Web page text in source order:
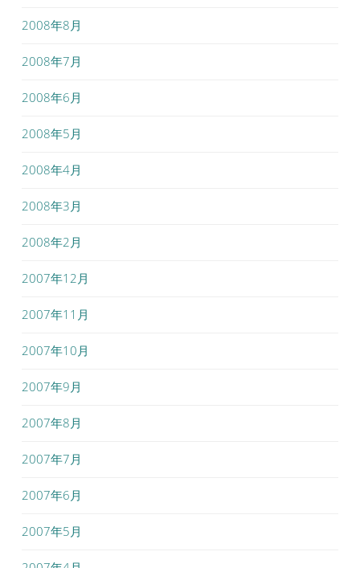
2008年8月
2008年7月
2008年6月
2008年5月
2008年4月
2008年3月
2008年2月
2007年12月
2007年11月
2007年10月
2007年9月
2007年8月
2007年7月
2007年6月
2007年5月